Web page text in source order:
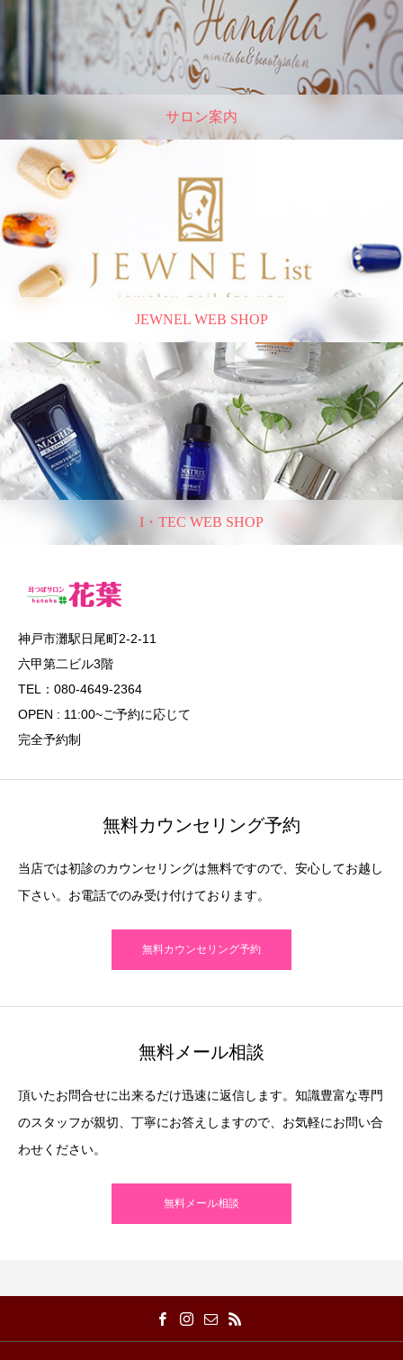
サロン案内
JEWNEL WEB SHOP
I・TEC WEB SHOP
神戸市灘駅日尾町2-2-11
六甲第二ビル3階
TEL：080-4649-2364
OPEN : 11:00~ご予約に応じて
完全予約制
無料カウンセリング予約
当店では初診のカウンセリングは無料ですので、安心してお越し
下さい。お電話でのみ受け付けております。
無料カウンセリング予約
無料メール相談
頂いたお問合せに出来るだけ迅速に返信します。知識豊富な専門
のスタッフが親切、丁寧にお答えしますので、お気軽にお問い合
わせください。
無料メール相談